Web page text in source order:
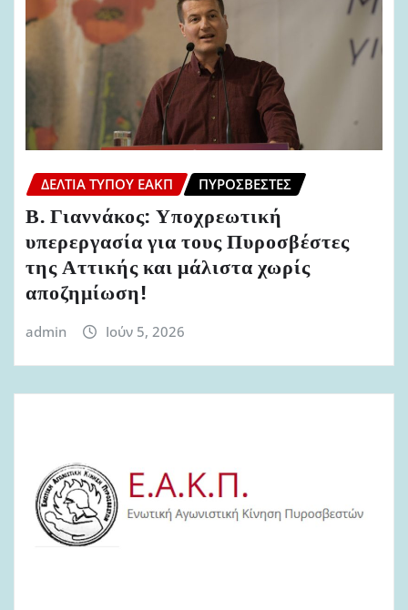
ΔΕΛΤΊΑ ΤΎΠΟΥ ΕΑΚΠ ΠΥΡΟΣΒΈΣΤΕΣ
Β. Γιαννάκος: Υποχρεωτική
υπερεργασία για τους Πυροσβέστες
της Αττικής και μάλιστα χωρίς
αποζημίωση!
admin Ιούν 5, 2026